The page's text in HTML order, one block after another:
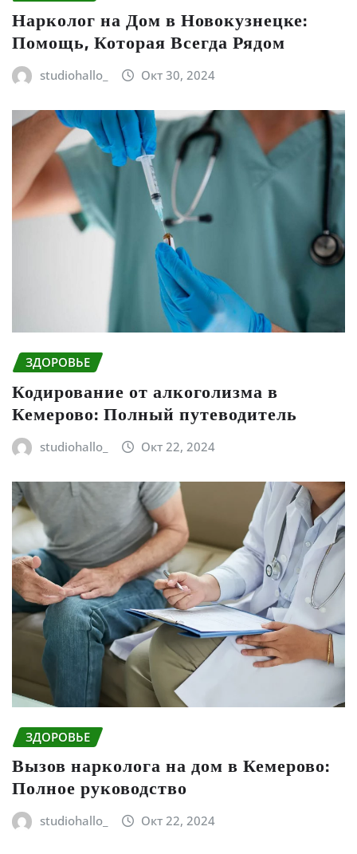
Нарколог на Дом в Новокузнецке:
Помощь, Которая Всегда Рядом
studiohallo_ Окт 30, 2024
ЗДОРОВЬЕ
Кодирование от алкоголизма в
Кемерово: Полный путеводитель
studiohallo_ Окт 22, 2024
ЗДОРОВЬЕ
Вызов нарколога на дом в Кемерово:
Полное руководство
studiohallo_ Окт 22, 2024